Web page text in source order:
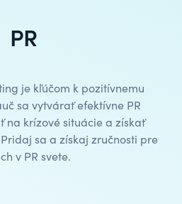
PR
je kľúčom k pozitívnemu
sa vytvárať efektívne PR
na krízové situácie a získať
sa a získaj zručnosti pre
v PR svete.